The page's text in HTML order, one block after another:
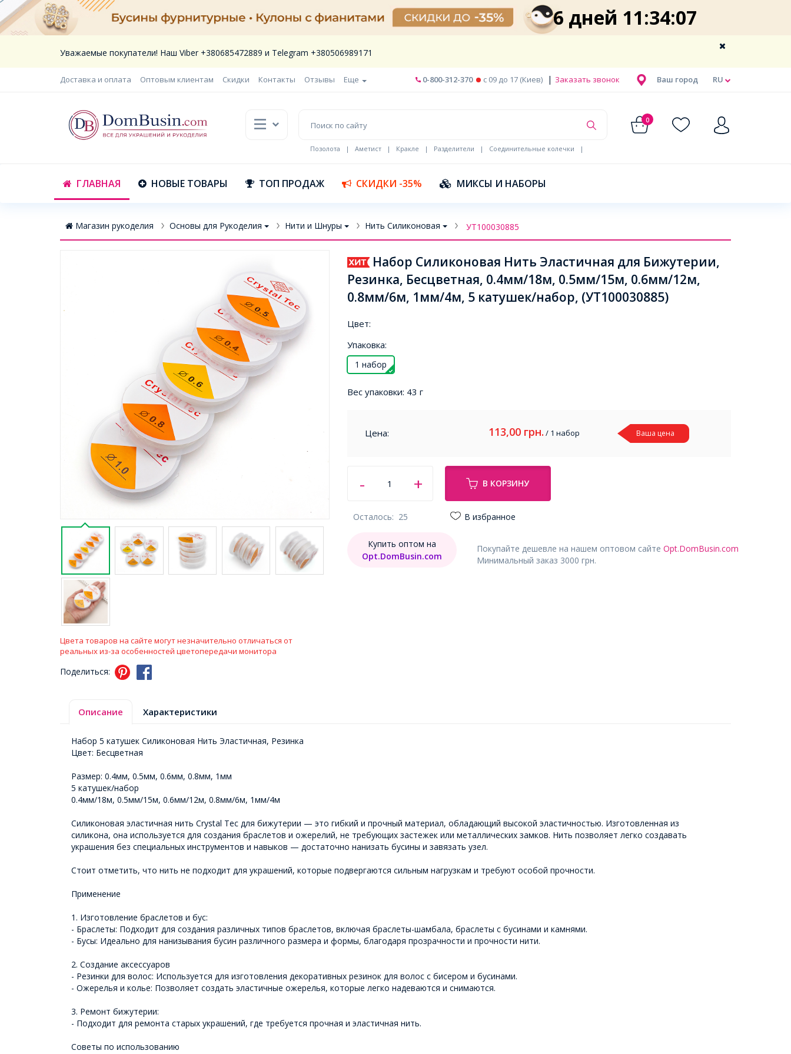
6 дней 11:34:07
Уважаемые покупатели! Наш Viber +380685472889 и Telegram +380506989171
Доставка и оплата Оптовым клиентам Скидки Контакты Отзывы Еще RU
Ваш город
0-800-312-370 c 09 до 17 (Киев) | Заказать звонок
0
Позолота | Аметист | Кракле | Разделители | Соединительные колечки
|
ГЛАВНАЯ НОВЫЕ ТОВАРЫ ТОП ПРОДАЖ СКИДКИ -35% МИКСЫ И НАБОРЫ
Магазин рукоделия Основы для Рукоделия Нити и Шнуры Нить Силиконовая УТ100030885
Цвета товаров на сайте могут незначительно отличаться от
реальных из-за особенностей цветопередачи монитора
Поделиться:
Набор Силиконовая Нить Эластичная для Бижутерии,
Резинка, Бесцветная, 0.4мм/18м, 0.5мм/15м, 0.6мм/12м,
0.8мм/6м, 1мм/4м, 5 катушек/набор, (УТ100030885)
Цвет:
Упаковка:
1 набор
Вес упаковки: 43 г
Цена: 113,00 грн. / 1 набор Ваша цена
В КОРЗИНУ
Осталось: 25 В избранное
Покупайте дешевле на нашем оптовом сайте Opt.DomBusin.com
Минимальный заказ 3000 грн.
Купить оптом на
Opt.DomBusin.com
Описание Характеристики
Набор 5 катушек Силиконовая Нить Эластичная, Резинка
Цвет: Бесцветная
Размер: 0.4мм, 0.5мм, 0.6мм, 0.8мм, 1мм
5 катушек/набор
0.4мм/18м, 0.5мм/15м, 0.6мм/12м, 0.8мм/6м, 1мм/4м
Силиконовая эластичная нить Crystal Tec для бижутерии — это гибкий и прочный материал, обладающий высокой эластичностью. Изготовленная из
силикона, она используется для создания браслетов и ожерелий, не требующих застежек или металлических замков. Нить позволяет легко создавать
украшения без специальных инструментов и навыков — достаточно нанизать бусины и завязать узел.
Стоит отметить, что нить не подходит для украшений, которые подвергаются сильным нагрузкам и требуют особой прочности.
Применение
1. Изготовление браслетов и бус:
- Браслеты: Подходит для создания различных типов браслетов, включая браслеты-шамбала, браслеты с бусинами и камнями.
- Бусы: Идеально для нанизывания бусин различного размера и формы, благодаря прозрачности и прочности нити.
2. Создание аксессуаров
- Резинки для волос: Используется для изготовления декоративных резинок для волос с бисером и бусинами.
- Ожерелья и колье: Позволяет создать эластичные ожерелья, которые легко надеваются и снимаются.
3. Ремонт бижутерии:
- Подходит для ремонта старых украшений, где требуется прочная и эластичная нить.
Советы по использованию